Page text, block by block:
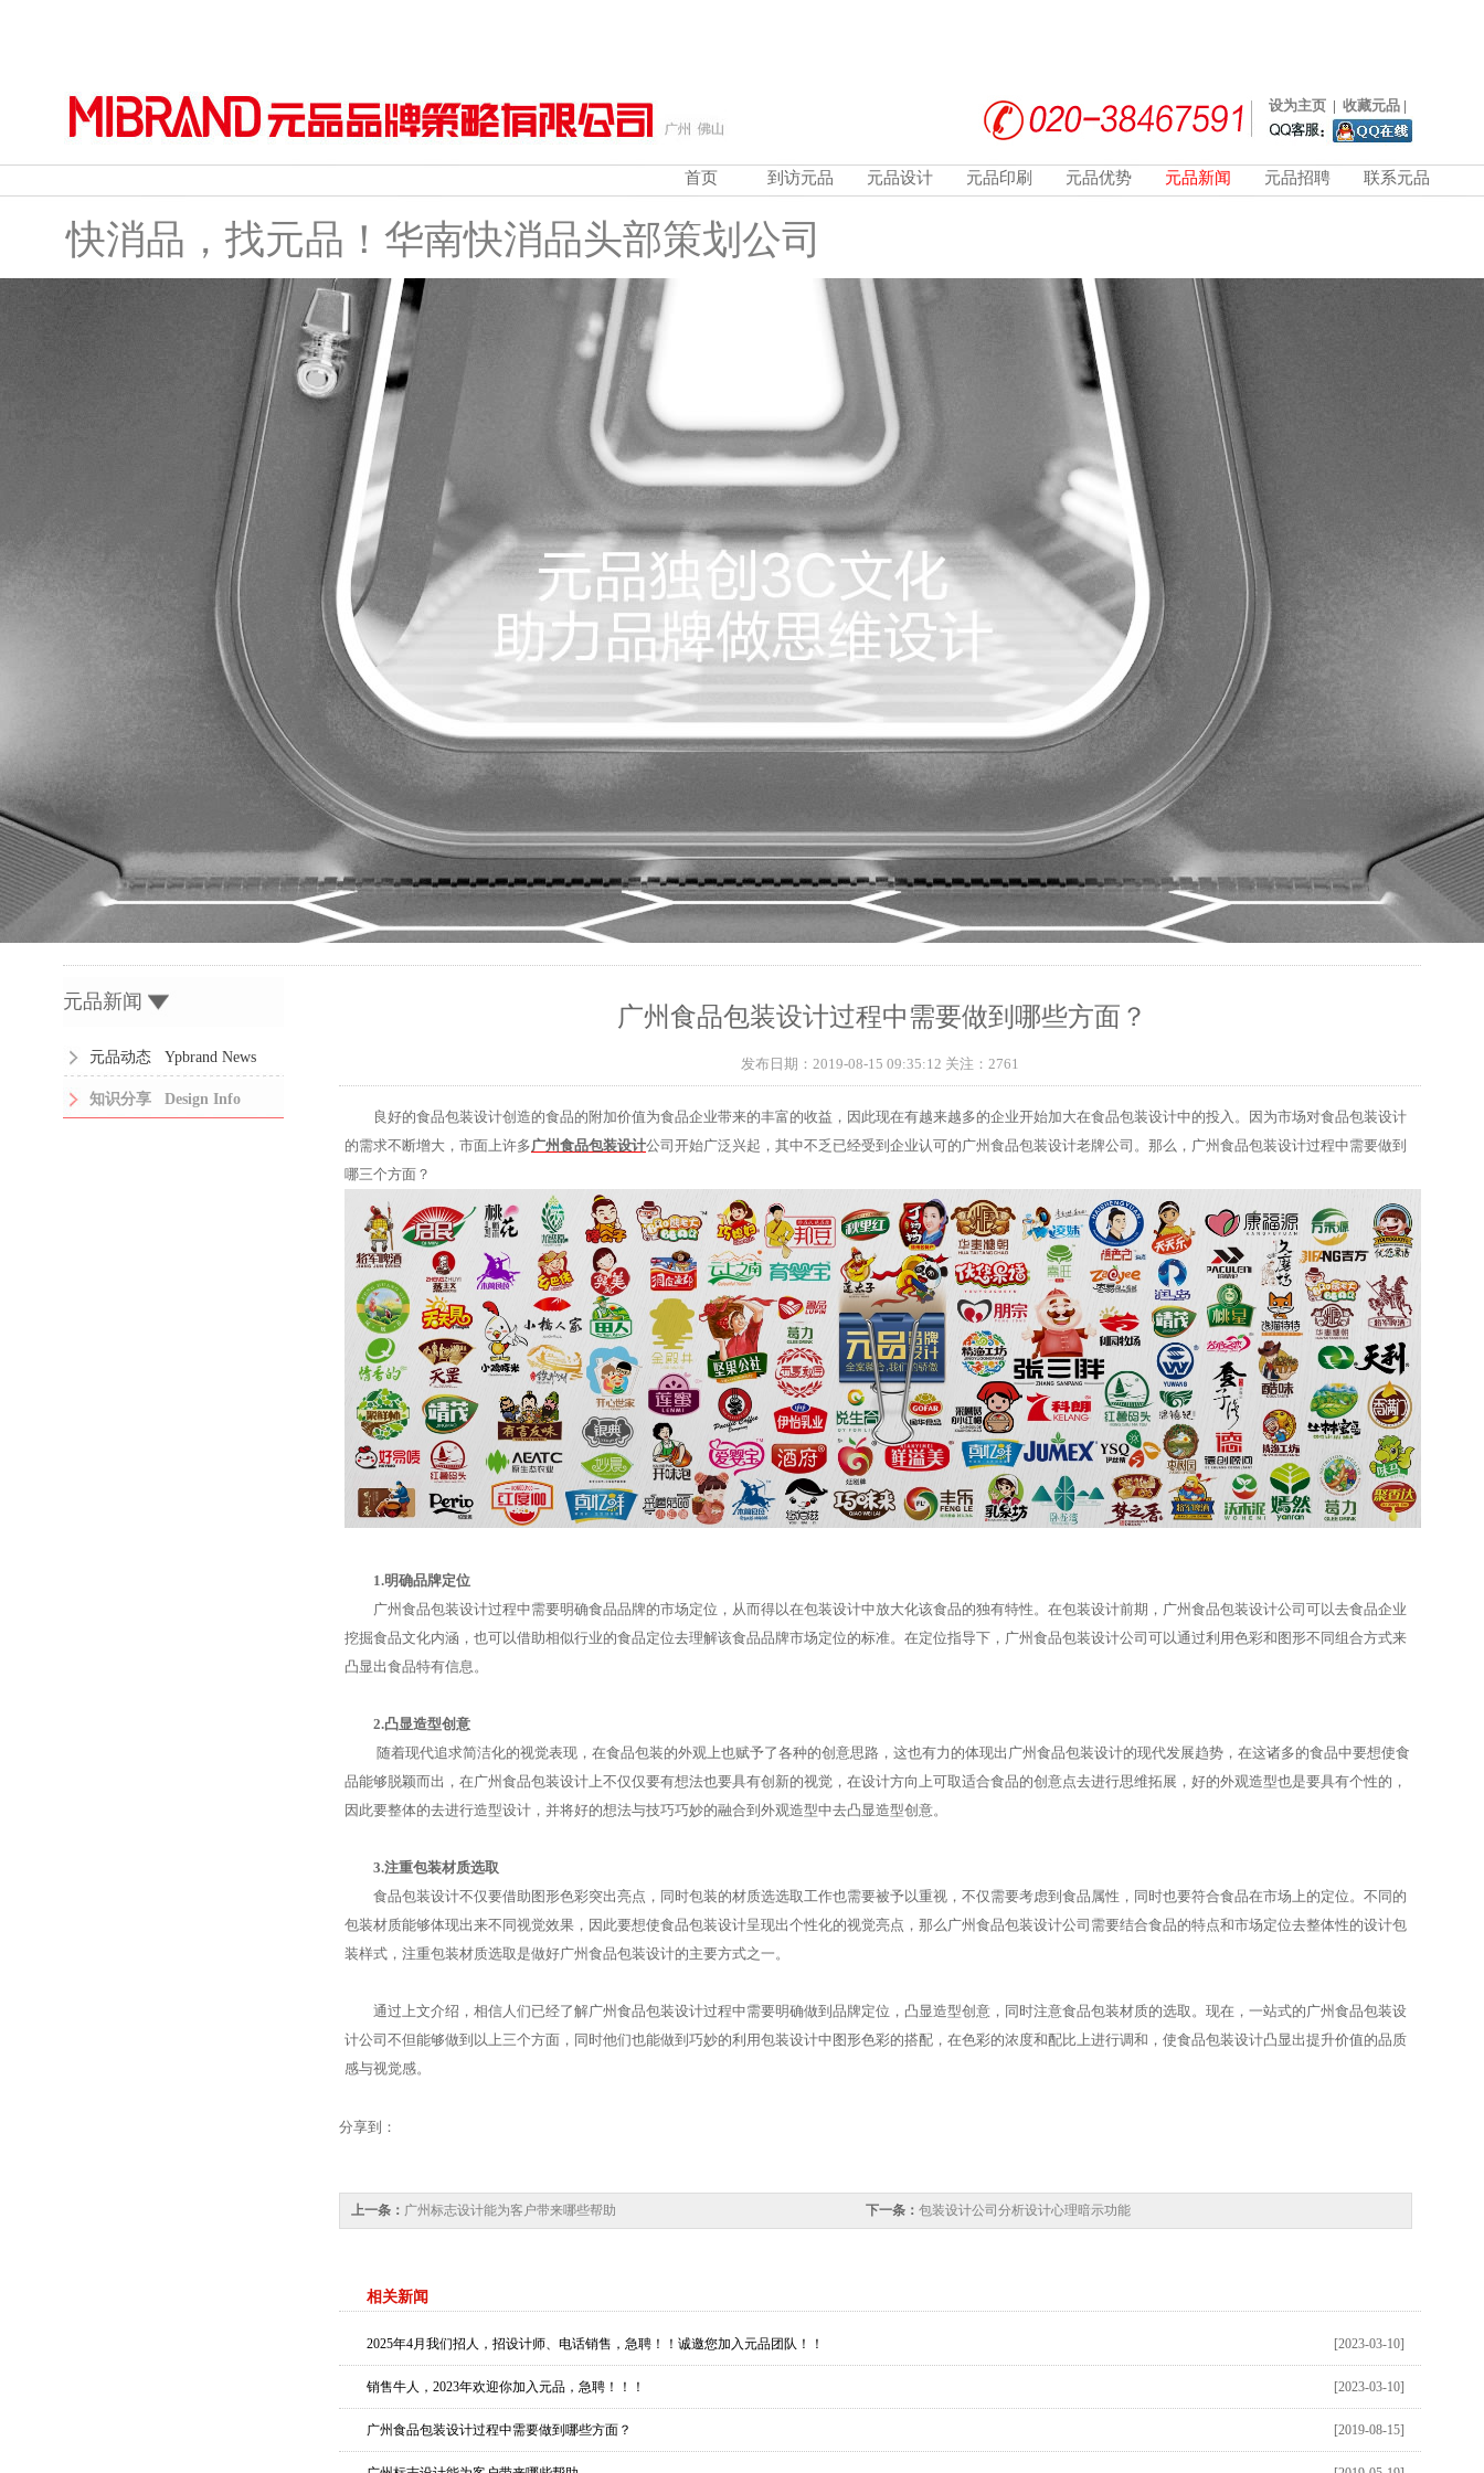
设为主页 | 收藏元品 |
首页 到访元品 元品设计 元品印刷 元品优势 元品新闻 元品招聘 联系元品
快消品，找元品！华南快消品头部策划公司
元品新闻
元品动态 Ypbrand News
知识分享 Design Info
广州食品包装设计过程中需要做到哪些方面？
发布日期：2019-08-15 09:35:12 关注：2761
良好的食品包装设计创造的食品的附加价值为食品企业带来的丰富的收益，因此现在有越来越多的企业开始加大在食品包装设计中的投入。因为市场对食品包装设计
的需求不断增大，市面上许多广州食品包装设计公司开始广泛兴起，其中不乏已经受到企业认可的广州食品包装设计老牌公司。那么，广州食品包装设计过程中需要做到
哪三个方面？
1.明确品牌定位
广州食品包装设计过程中需要明确食品品牌的市场定位，从而得以在包装设计中放大化该食品的独有特性。在包装设计前期，广州食品包装设计公司可以去食品企业
挖掘食品文化内涵，也可以借助相似行业的食品定位去理解该食品品牌市场定位的标准。在定位指导下，广州食品包装设计公司可以通过利用色彩和图形不同组合方式来
凸显出食品特有信息。
2.凸显造型创意
随着现代追求简洁化的视觉表现，在食品包装的外观上也赋予了各种的创意思路，这也有力的体现出广州食品包装设计的现代发展趋势，在这诸多的食品中要想使食
品能够脱颖而出，在广州食品包装设计上不仅仅要有想法也要具有创新的视觉，在设计方向上可取适合食品的创意点去进行思维拓展，好的外观造型也是要具有个性的，
因此要整体的去进行造型设计，并将好的想法与技巧巧妙的融合到外观造型中去凸显造型创意。
3.注重包装材质选取
食品包装设计不仅要借助图形色彩突出亮点，同时包装的材质选选取工作也需要被予以重视，不仅需要考虑到食品属性，同时也要符合食品在市场上的定位。不同的
包装材质能够体现出来不同视觉效果，因此要想使食品包装设计呈现出个性化的视觉亮点，那么广州食品包装设计公司需要结合食品的特点和市场定位去整体性的设计包
装样式，注重包装材质选取是做好广州食品包装设计的主要方式之一。
通过上文介绍，相信人们已经了解广州食品包装设计过程中需要明确做到品牌定位，凸显造型创意，同时注意食品包装材质的选取。现在，一站式的广州食品包装设
计公司不但能够做到以上三个方面，同时他们也能做到巧妙的利用包装设计中图形色彩的搭配，在色彩的浓度和配比上进行调和，使食品包装设计凸显出提升价值的品质
感与视觉感。
分享到：
上一条： 广州标志设计能为客户带来哪些帮助 下一条： 包装设计公司分析设计心理暗示功能
相关新闻
[2023-03-10]
2025年4月我们招人，招设计师、电话销售，急聘！！诚邀您加入元品团队！！
[2023-03-10]
销售牛人，2023年欢迎你加入元品，急聘！！！
[2019-08-15]
广州食品包装设计过程中需要做到哪些方面？